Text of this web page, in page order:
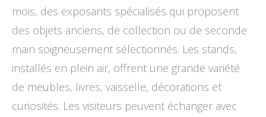
mois, des exposants spécialisés qui proposent
des objets anciens, de collection ou de seconde
main soigneusement sélectionnés. Les stands,
installés en plein air, offrent une grande variété
de meubles, livres, vaisselle, décorations et
curiosités. Les visiteurs peuvent échanger avec